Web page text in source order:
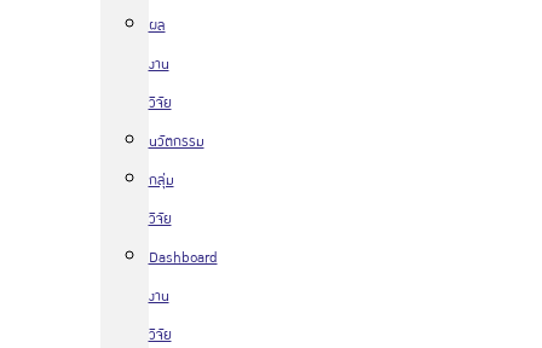
ผล
งาน
วิจัย
นวัตกรรม
กลุ่ม
วิจัย
Dashboard
งาน
วิจัย